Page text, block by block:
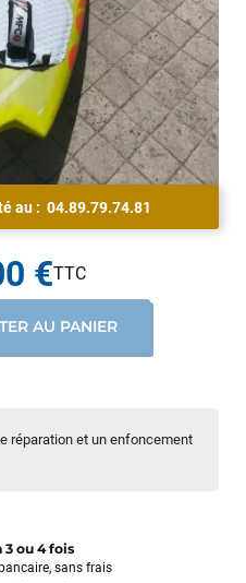
réparation et un enfoncement
au : 04.89.79.74.81
€
AU PANIER
3 ou 4 fois
sans frais